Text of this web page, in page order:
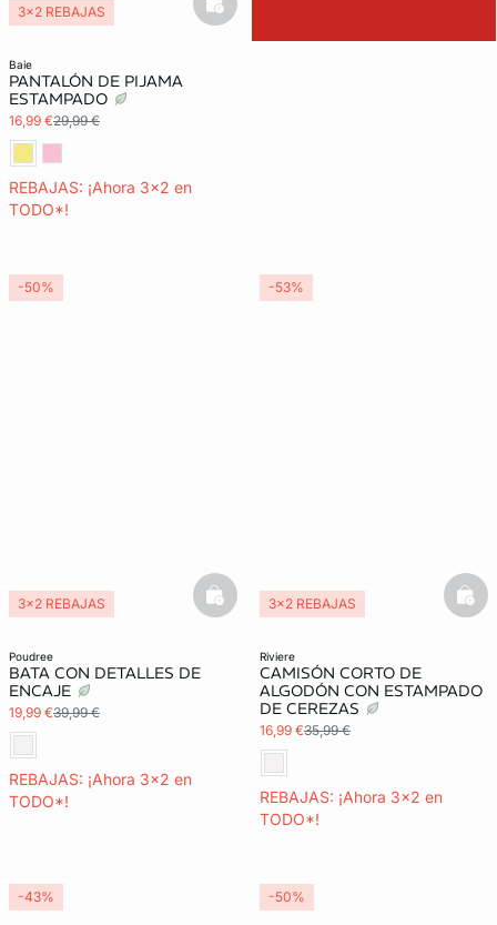
baie
PANTALÓN DE PIJAMA
ESTAMPADO
16,99 €29,99 €
REBAJAS: ¡Ahora 3x2 en
TODO*!
3x2 REBAJAS basketfull
poudree
BATA CON DETALLES DE
ENCAJE
19,99 €39,99 €
REBAJAS: ¡Ahora 3x2 en
TODO*!
3x2 REBAJAS
basketfull
-50%
riviere
CAMISÓN CORTO DE
ALGODÓN CON ESTAMPADO
DE CEREZAS
16,99 €35,99 €
REBAJAS: ¡Ahora 3x2 en
TODO*!
3x2 REBAJAS
-53%
-43% -50%